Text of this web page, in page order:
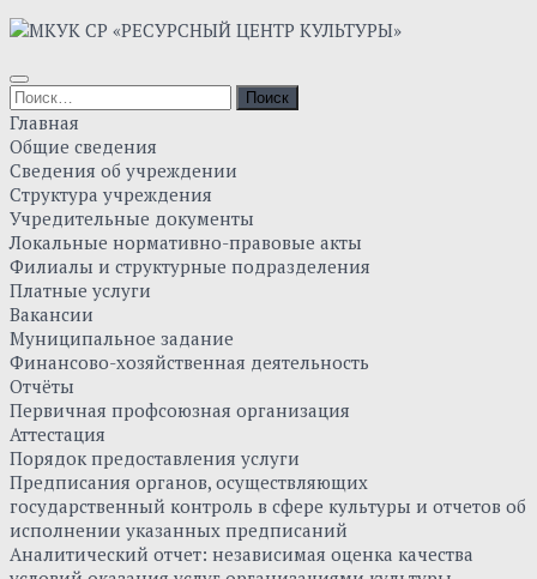
Главная
Общие сведения
Сведения об учреждении
Структура учреждения
Учредительные документы
Локальные нормативно-правовые акты
Филиалы и структурные подразделения
Платные услуги
Вакансии
Муниципальное задание
Финансово-хозяйственная деятельность
Отчёты
Первичная профсоюзная организация
Аттестация
Порядок предоставления услуги
Предписания органов, осуществляющих
государственный контроль в сфере культуры и отчетов об
исполнении указанных предписаний
Аналитический отчет: независимая оценка качества